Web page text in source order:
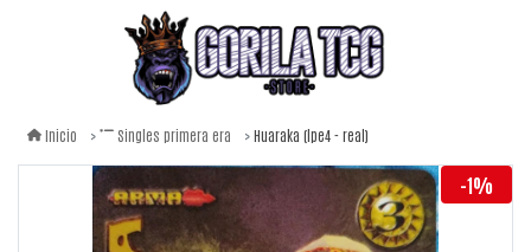
Inicio Singles primera era Huaraka (lpe4 - real)
-1%